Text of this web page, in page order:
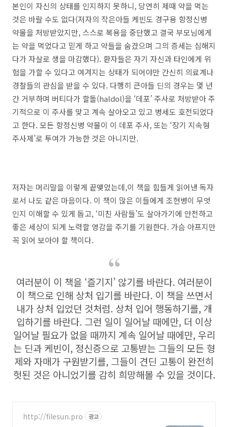
본인이 자신의 상태를 인지하지 못하니, 당연히 제때 약을 먹는
것은 바랄 수도 없다(저자의 작은아들 케빈도 경구용 항정신병
약물을 처방받았지만, 스스로 복용을 중단했고 결국 부모님에게
는 약을 먹었다고 믿게 하고 약들을 숨겼으며 그의 증세는 심해지
다가 자살로 생을 마감했다). 환자들은 자기 자신과 타인에게 위
험을 가할 수 있다고 여겨지는 상태가 되어야만 간신히 의료계나
경찰들의 관심을 받을 수 있다. 다행히 큰아들 딘의 경우는 몇 년
간 거부하며 버티다가 할돌(haldol)을 ‘데포’ 주사로 처방받아 주
기적으로 이 주사를 맞고 계속 살아오고 있고 병세도 호전되었다
고 한다. 모든 항정신병 약물이 이 데포 주사, 또는 ‘장기 지속형
주사제’로 투여가 가능한 것은 아니지만.
저자는 머리말을 이렇게 끝맺었는데,이 책을 힘들게 읽어낸 독자
로서 나도 같은 마음이다. 이 책이 많은 이들에게 조현병이 무엇
인지 이해할 수 있게 돕고, ‘미친 사람들’도 살아가기에 안전하고
좋은 세상이 되게 노력할 영감을 주기를 기원한다. 가슴 아프지만
꼭 읽어 보아야 할 책이다.
여러분이 이 책을 ‘즐기지’ 않기를 바란다. 여러분이
이 책으로 인해 상처 입기를 바란다. 이 책을 쓰면서
내가 상처 입었던 것처럼. 상처 입어 행동하기를, 개
입하기를 바란다. 그런 일이 일어날 때에만, 더 이상
일어날 필요가 없을 때까지 계속 일어날 때에만, 우리
는 딘과 케빈이, 정신증으로 고통받는 그들의 모든 형
제와 자매가 구원받기를, 그들이 견딘 고통이 완전히
헛된 것은 아니었기를 감히 희망해볼 수 있을 것이다.
http://filesun.pro 광고